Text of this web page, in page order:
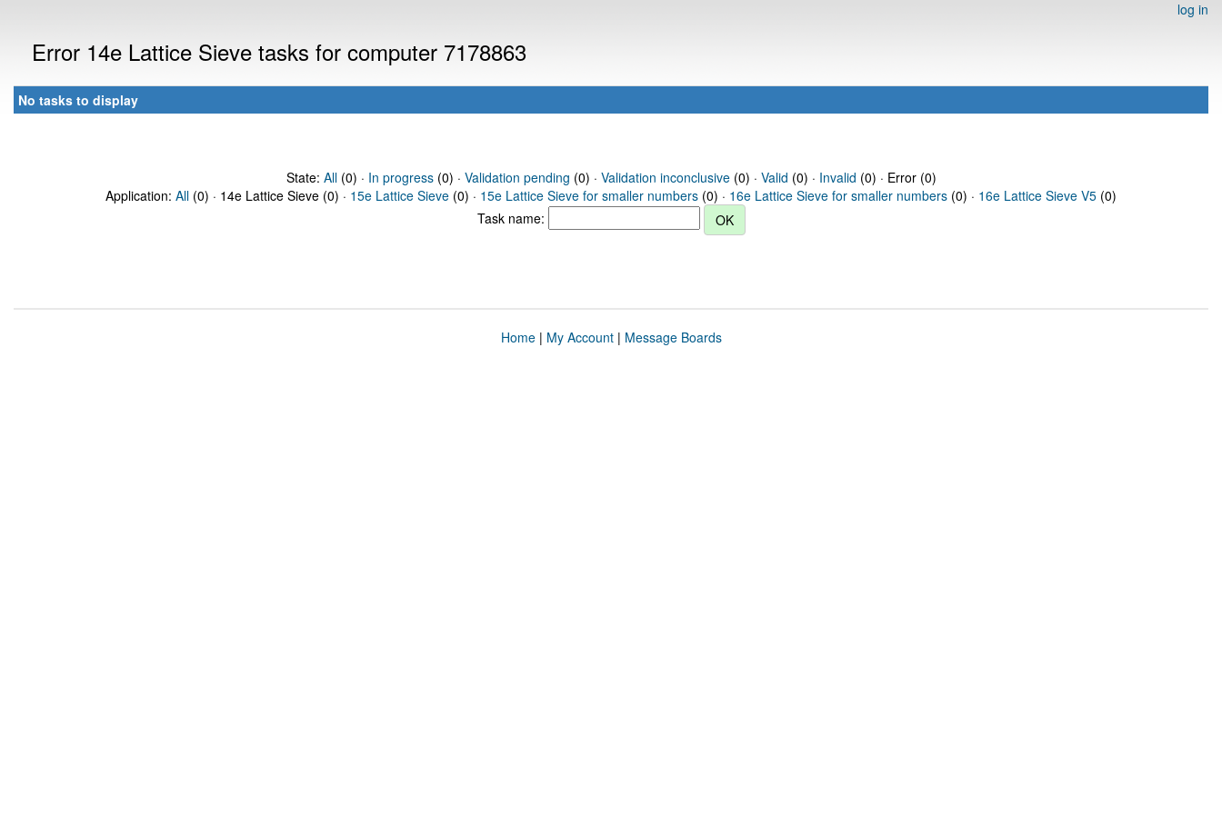
log in
Error 14e Lattice Sieve tasks for computer 7178863
No tasks to display
State: All(0) · In progress(0) · Validation pending (0) · Validation inconclusive(0) · Valid (0) · Invalid (0) · Error (0)
Application: All (0) · 14e Lattice Sieve (0) · 15e Lattice Sieve (0) · 15e Lattice Sieve for smaller numbers (0) · 16e Lattice Sieve for smaller numbers (0) · 16e Lattice Sieve V5 (0)
Task name:
Home| My Account| Message Boards